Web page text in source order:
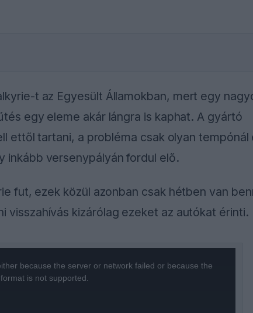
t az Egyesült Államokban, mert egy
egy eleme akár lángra is kaphat. A gyártó
ettől tartani, a probléma csak olyan tempónál
inkább versenypályán fordul elő.
fut, ezek közül azonban csak hétben van
visszahívás kizárólag ezeket az autókat érinti.
because the server or network failed or because the
format is not supported.